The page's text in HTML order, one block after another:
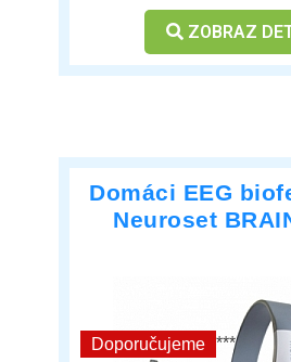
ZOBRAZ
Domáci EEG
Neuroset
Doporučujeme
***